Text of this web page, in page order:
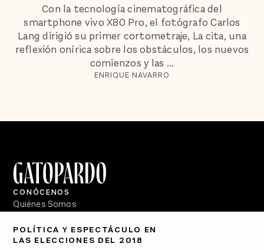
Con la tecnología cinematográfica del
smartphone vivo X80 Pro, el fotógrafo Carlos
Lang dirigió su primer cortometraje, La cita, una
reflexión onírica sobre los obstáculos, los nuevos
comienzos y las ...
ENRIQUE NAVARRO
POLÍTICA Y ESPECTÁCULO EN
LAS ELECCIONES DEL 2018
CONÓCENOS
Quiénes Somos
PÓDCASTS